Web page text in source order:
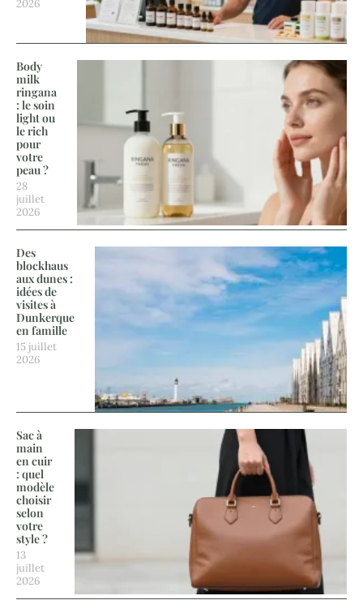
2026
Body
milk
ringana
: le soin
light ou
le rich
pour
votre
peau ?
28
juillet
2026
Des
blockhaus
aux dunes :
idées de
visites à
Dunkerque
en famille
15 juillet
2026
Sac à
main
en cuir
: quel
modèle
choisir
selon
votre
style ?
13
juillet
2026